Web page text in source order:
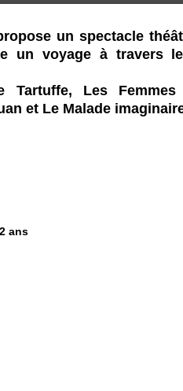
un spectacle
un voyage à travers
Tartuffe, Les Femmes
et Le Malade
ans